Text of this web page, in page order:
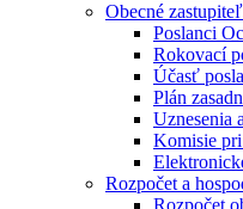
Obecné
Poslanci
Rokovací
Účasť
Plán
Uznesenia
Komisie
Rozpočet a
Rozpočet